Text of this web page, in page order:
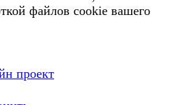
файлов cookie вашего
проект